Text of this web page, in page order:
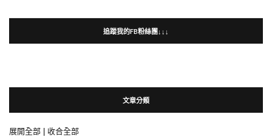
追蹤我的FB粉絲團↓↓↓
文章分類
展開全部
收合全部